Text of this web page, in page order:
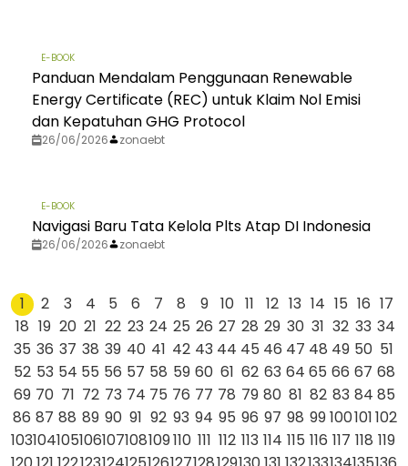
E-BOOK
Panduan Mendalam Penggunaan Renewable
Energy Certificate (REC) untuk Klaim Nol Emisi
dan Kepatuhan GHG Protocol
26/06/2026 zonaebt
E-BOOK
Navigasi Baru Tata Kelola Plts Atap DI Indonesia
26/06/2026 zonaebt
1 2 3 4 5 6 7 8 9 10 11 12 13 14 15 16 17
18 19 20 21 22 23 24 25 26 27 28 29 30 31 32 33 34
35 36 37 38 39 40 41 42 43 44 45 46 47 48 49 50 51
52 53 54 55 56 57 58 59 60 61 62 63 64 65 66 67 68
69 70 71 72 73 74 75 76 77 78 79 80 81 82 83 84 85
86 87 88 89 90 91 92 93 94 95 96 97 98 99100101102
103104105106107108109110 111 112 113 114 115 116 117 118 119